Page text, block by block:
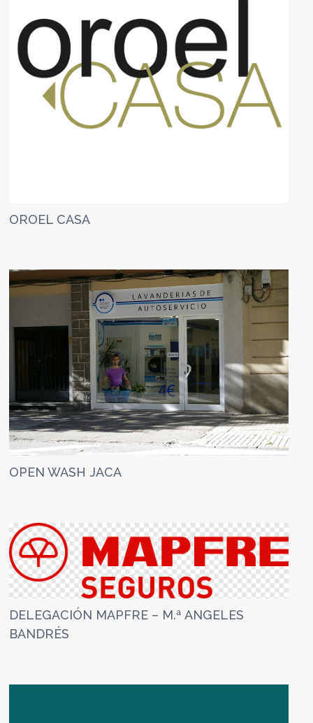
OROEL CASA
OPEN WASH JACA
DELEGACIÓN MAPFRE – M.ª ANGELES
BANDRÉS